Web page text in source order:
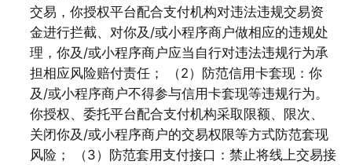
交易，你授权平台配合支付机构对违法违规交易资
金进行拦截、对你及/或小程序商户做相应的违规处
理，你及/或小程序商户应当自行对违法违规行为承
担相应风险赔付责任； （2）防范信用卡套现：你
及/或小程序商户不得参与信用卡套现等违规行为。
你授权、委托平台配合支付机构采取限额、限次、
关闭你及/或小程序商户的交易权限等方式防范套现
风险； （3）防范套用支付接口：禁止将线上交易接